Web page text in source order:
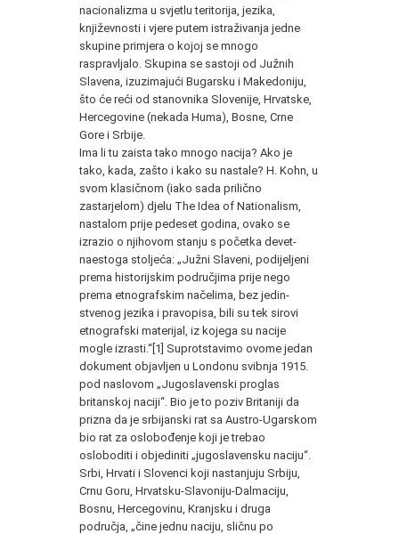
nacionalizma u svjetlu teritorija, jezika,
književnosti i vjere putem istraživanja jedne
skupine primjera o kojoj se mnogo
raspravljalo. Skupina se sastoji od Južnih
Slave­na, izuzimajući Bugarsku i Makedoniju,
što će reći od stanovni­ka Slovenije, Hrvatske,
Hercegovine (nekada Huma), Bosne, Cr­ne
Gore i Srbije.
Ima li tu zaista tako mnogo nacija? Ako je
tako, kada, zašto i kako su nastale? H. Kohn, u
svom klasičnom (iako sada prilič­no
zastarjelom) djelu The Idea of Nationalism,
nastalom prije pe­deset godina, ovako se
izrazio o njihovom stanju s početka devet­
naestoga stoljeća: „Južni Slaveni, podijeljeni
prema historijskim područjima prije nego
prema etnografskim načelima, bez jedin­
stvenog jezika i pravopisa, bili su tek sirovi
etnografski materijal, iz kojega su nacije
mogle izrasti.“[1] Suprotstavimo ovome jedan
dokument objavljen u Londonu svibnja 1915.
pod naslovom „Ju­goslavenski proglas
britanskoj naciji“. Bio je to poziv Britaniji da
prizna da je srbijanski rat sa Austro-Ugarskom
bio rat za oslobo­đenje koji je trebao
osloboditi i objediniti „jugoslavensku naci­ju“.
Srbi, Hrvati i Slovenci koji nastanjuju Srbiju,
Crnu Goru, Hrvatsku-Slavoniju-Dalmaciju,
Bosnu, Hercegovinu, Kranjsku i druga
područja, „čine jednu naciju, sličnu po